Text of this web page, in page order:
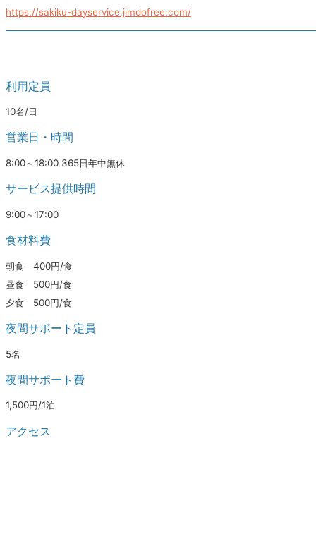
https://sakiku-dayservice.jimdofree.com/
利用定員
10名/日
営業日・時間
8:00～18:00 365日年中無休
サービス提供時間
9:00～17:00
食材料費
朝食 400円/食
昼食 500円/食
夕食 500円/食
夜間サポート定員
5名
夜間サポート費
1,500円/1泊
アクセス